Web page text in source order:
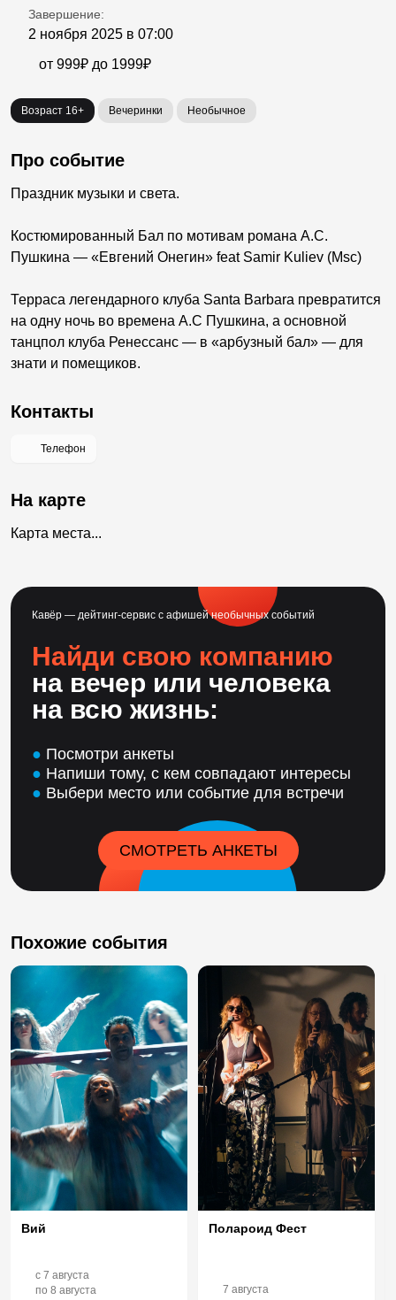
Завершение:
2 ноября 2025 в 07:00
от 999₽ до 1999₽
Возраст 16+ Вечеринки Необычное
Про событие
Праздник музыки и света.
Костюмированный Бал по мотивам романа А.С.
Пушкина — «Евгений Онегин» feat Samir Kuliev (Msc)
Терраса легендарного клуба Santa Barbara превратится
на одну ночь во времена А.С Пушкина, а основной
танцпол клуба Ренессанс — в «арбузный бал» — для
знати и помещиков.
Контакты
Телефон
На карте
Карта места...
Кавёр — дейтинг-сервис с афишей необычных событий
Найди свою компанию
на вечер или человека
на всю жизнь:
● Посмотри анкеты
● Напиши тому, с кем совпадают интересы
● Выбери место или событие для встречи
СМОТРЕТЬ АНКЕТЫ
Похожие события
Вий
c 7 августа
по 8 августа
Полароид Фест
7 августа